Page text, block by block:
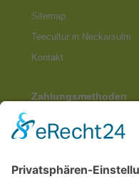
Sitemap
Teecultur in Neckarsulm
Kontakt
Zahlungsmethoden
Social Media